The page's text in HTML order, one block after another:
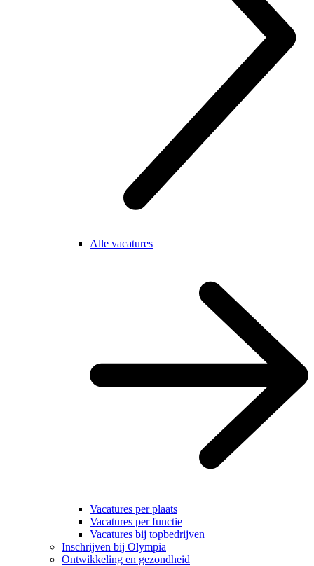
Alle vacatures
Vacatures per plaats
Vacatures per functie
Vacatures bij topbedrijven
Inschrijven bij Olympia
Ontwikkeling en gezondheid